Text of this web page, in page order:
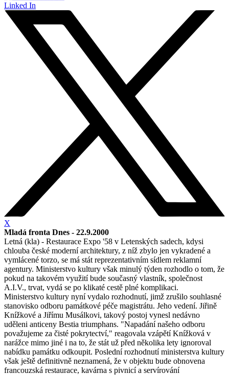
Linked In
X
Mladá fronta Dnes - 22.9.2000
Letná (kla) - Restaurace Expo '58 v Letenských sadech, kdysi
chlouba české moderní architektury, z níž zbylo jen vykradené a
vymlácené torzo, se má stát reprezentativním sídlem reklamní
agentury. Ministerstvo kultury však minulý týden rozhodlo o tom, že
pokud na takovém využití bude současný vlastník, společnost
A.I.V., trvat, vydá se po klikaté cestě plné komplikaci.
Ministerstvo kultury nyní vydalo rozhodnutí, jimž zrušilo souhlasné
stanovisko odboru památkové péče magistrátu. Jeho vedení. Jiřině
Knížkové a Jiřímu Musálkovi, takový postoj vynesl nedávno
uděleni anticeny Bestia triumphans. "Napadání našeho odboru
považujeme za čisté pokrytectví," reagovala vzápětí Knížková v
narážce mimo jiné i na to, že stát už před několika lety ignoroval
nabídku památku odkoupit. Poslední rozhodnutí ministerstva kultury
však ještě definitivně neznamená, že v objektu bude obnovena
francouzská restaurace, kavárna s pivnicí a servírování